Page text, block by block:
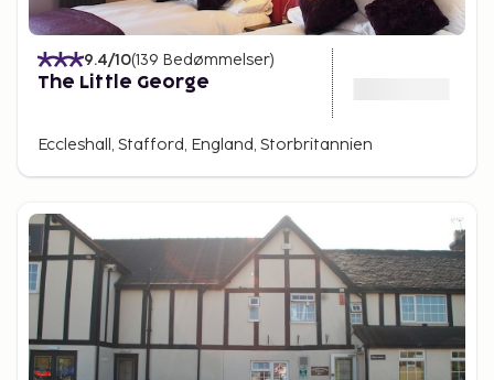
9.4/10(139 Bedømmelser)
The Little George
Eccleshall, Stafford, England, Storbritannien